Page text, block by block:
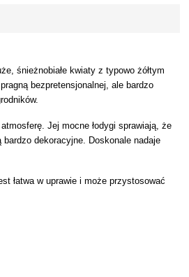
śnieżnobiałe kwiaty z typowo żółtym
bezpretensjonalnej, ale bardzo
Jej mocne łodygi sprawiają, że
dekoracyjne. Doskonale nadaje
łatwa w uprawie i może przystosować